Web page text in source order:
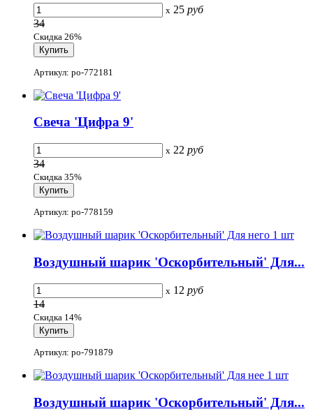
x 25 руб
34
Скидка 26%
Артикул: po-772181
Свеча 'Цифра 9'
x 22 руб
34
Скидка 35%
Артикул: po-778159
Воздушный шарик 'Оскорбительный' Для...
x 12 руб
14
Скидка 14%
Артикул: po-791879
Воздушный шарик 'Оскорбительный' Для...